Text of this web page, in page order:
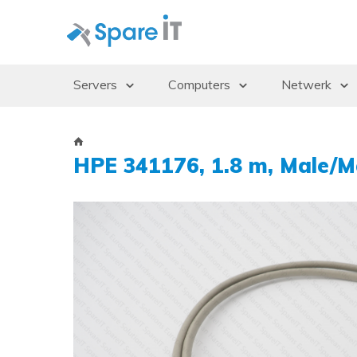
Servers
Uninterruptible Power Supply (UPS)
Rack Cabinets
Computers
Monitoren
Dockingstations
Netwerk
Switches
HPE 341176, 1.8 m, Male/